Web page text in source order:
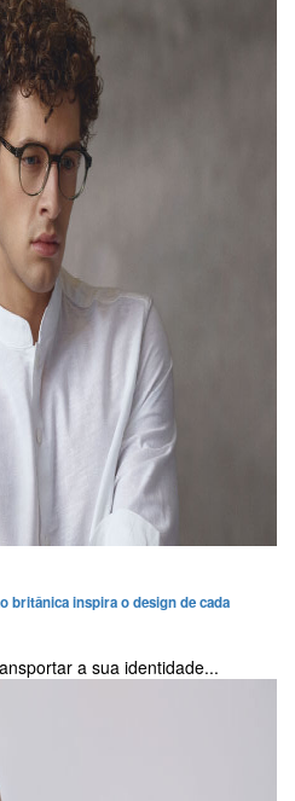
britânica inspira o design de cada
a sua identidade...